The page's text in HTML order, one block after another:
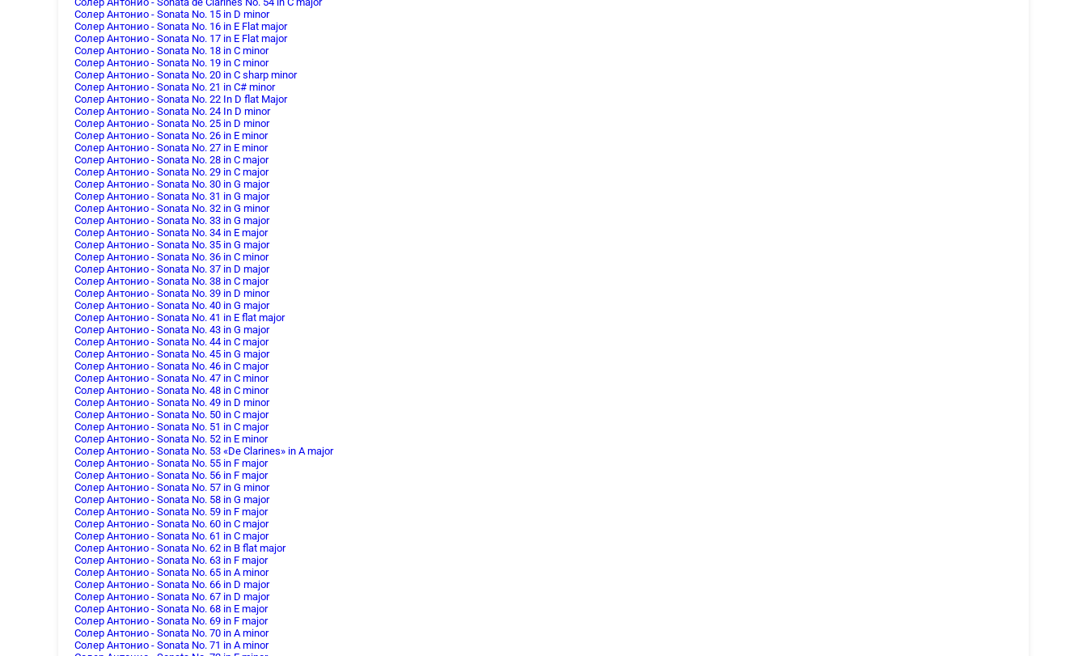
Солер Антонио - Sonata No. 15 in D minor
Солер Антонио - Sonata No. 16 in E Flat major
Солер Антонио - Sonata No. 17 in E Flat major
Солер Антонио - Sonata No. 18 in C minor
Солер Антонио - Sonata No. 19 in C minor
Солер Антонио - Sonata No. 20 in C sharp minor
Солер Антонио - Sonata No. 21 in C# minor
Солер Антонио - Sonata No. 22 In D flat Major
Солер Антонио - Sonata No. 24 In D minor
Солер Антонио - Sonata No. 25 in D minor
Солер Антонио - Sonata No. 26 in E minor
Солер Антонио - Sonata No. 27 in E minor
Солер Антонио - Sonata No. 28 in C major
Солер Антонио - Sonata No. 29 in C major
Солер Антонио - Sonata No. 30 in G major
Солер Антонио - Sonata No. 31 in G major
Солер Антонио - Sonata No. 32 in G minor
Солер Антонио - Sonata No. 33 in G major
Солер Антонио - Sonata No. 34 in E major
Солер Антонио - Sonata No. 35 in G major
Солер Антонио - Sonata No. 36 in C minor
Солер Антонио - Sonata No. 37 in D major
Солер Антонио - Sonata No. 38 in C major
Солер Антонио - Sonata No. 39 in D minor
Солер Антонио - Sonata No. 40 in G major
Солер Антонио - Sonata No. 41 in E flat major
Солер Антонио - Sonata No. 43 in G major
Солер Антонио - Sonata No. 44 in C major
Солер Антонио - Sonata No. 45 in G major
Солер Антонио - Sonata No. 46 in C major
Солер Антонио - Sonata No. 47 in C minor
Солер Антонио - Sonata No. 48 in C minor
Солер Антонио - Sonata No. 49 in D minor
Солер Антонио - Sonata No. 50 in C major
Солер Антонио - Sonata No. 51 in C major
Солер Антонио - Sonata No. 52 in E minor
Солер Антонио - Sonata No. 53 «De Clarines» in A major
Солер Антонио - Sonata No. 55 in F major
Солер Антонио - Sonata No. 56 in F major
Солер Антонио - Sonata No. 57 in G minor
Солер Антонио - Sonata No. 58 in G major
Солер Антонио - Sonata No. 59 in F major
Солер Антонио - Sonata No. 60 in C major
Солер Антонио - Sonata No. 61 in C major
Солер Антонио - Sonata No. 62 in B flat major
Солер Антонио - Sonata No. 63 in F major
Солер Антонио - Sonata No. 65 in A minor
Солер Антонио - Sonata No. 66 in D major
Солер Антонио - Sonata No. 67 in D major
Солер Антонио - Sonata No. 68 in E major
Солер Антонио - Sonata No. 69 in F major
Солер Антонио - Sonata No. 70 in A minor
Солер Антонио - Sonata No. 71 in A minor